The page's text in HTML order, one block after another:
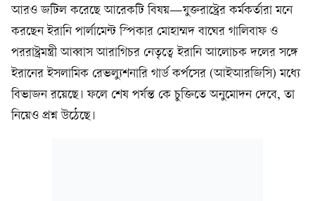
আরও জটিল করেছে আরেকটি বিষয়—যুক্তরাষ্ট্রের কর্মকর্তারা মনে
করছেন ইরানি পার্লামেন্ট স্পিকার মোহাম্মদ বাঘের গালিবাফ ও
পররাষ্ট্রমন্ত্রী আব্বাস আরাগিচর নেতৃত্বে ইরানি আলোচক দলের সঙ্গে
ইরানের ইসলামিক রেভল্যুশনারি গার্ড কর্পসের (আইআরজিসি) মধ্যে
বিভাজন রয়েছে। ফলে শেষ পর্যন্ত কে চুক্তিতে অনুমোদন দেবে, তা
নিয়েও প্রশ্ন উঠেছে।